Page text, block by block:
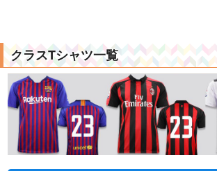
クラスTシャツ一覧